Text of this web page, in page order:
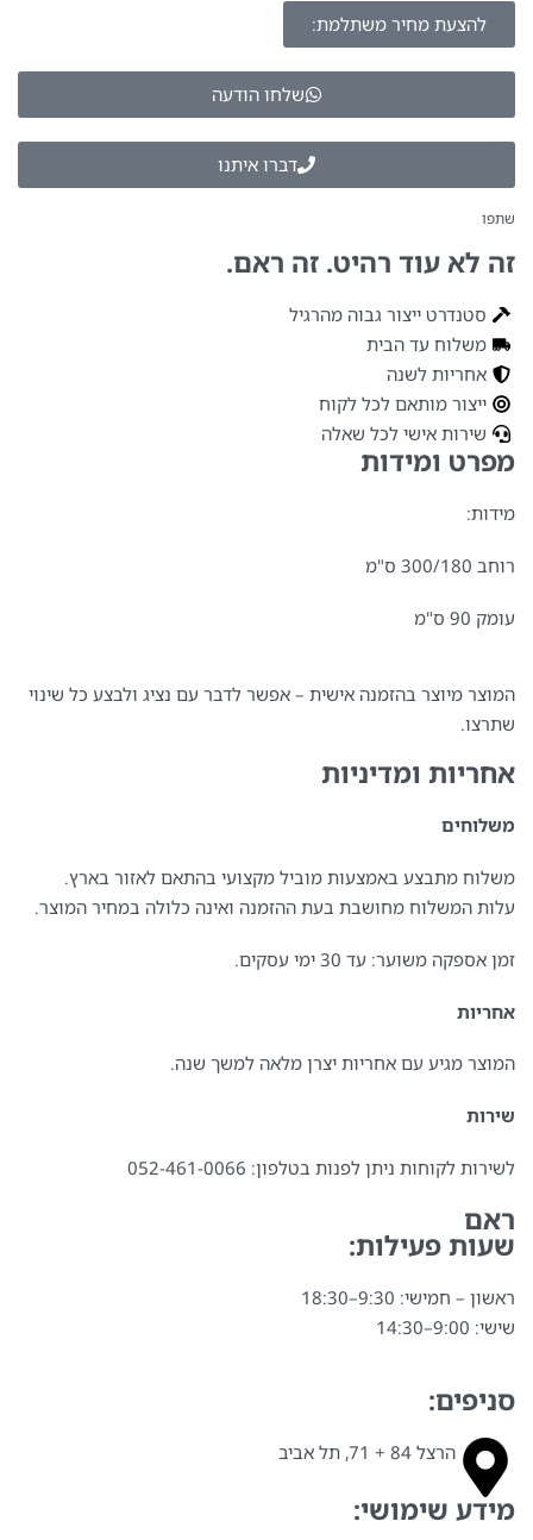
להצעת מחיר משתלמת:
שלחו הודעה
דברו איתנו
שתפו
זה לא עוד רהיט. זה ראם.
סטנדרט ייצור גבוה מהרגיל
משלוח עד הבית
אחריות לשנה
ייצור מותאם לכל לקוח
שירות אישי לכל שאלה
מפרט ומידות
מידות:
רוחב 300/180 ס"מ
עומק 90 ס"מ
המוצר מיוצר בהזמנה אישית – אפשר לדבר עם נציג ולבצע כל שינוי
שתרצו.
אחריות ומדיניות
משלוחים
משלוח מתבצע באמצעות מוביל מקצועי בהתאם לאזור בארץ.
עלות המשלוח מחושבת בעת ההזמנה ואינה כלולה במחיר המוצר.
זמן אספקה משוער: עד 30 ימי עסקים.
אחריות
המוצר מגיע עם אחריות יצרן מלאה למשך שנה.
שירות
לשירות לקוחות ניתן לפנות בטלפון: 052-461-0066⁩
ראם
שעות פעילות:
ראשון – חמישי: 9:30–18:30
שישי: 9:00–14:30
סניפים:
הרצל 84 + 71, תל אביב
מידע שימושי: